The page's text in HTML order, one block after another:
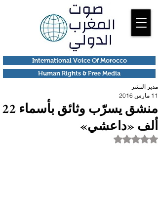
Human Rights & Free Media
International Voice Of Morocco
منشق يسرّب وثائق بأسماء 22
ألف «داعشي»
مدير النشر
11 مارس 2016
تم التقييم بـ ليس رقمًا من أصل 5 نجوم.